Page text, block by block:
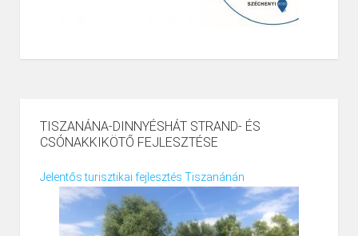
TISZANÁNA-DINNYÉSHÁT STRAND- ÉS
CSÓNAKKIKÖTŐ FEJLESZTÉSE
Jelentős turisztikai fejlesztés Tiszanánán